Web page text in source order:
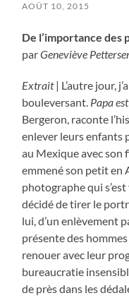
AOÛT 10, 2015
De l’importance des
parGeneviève
Extrait| L’autre jour,
bouleversant. Papa
Bergeron, raconte
enlever leurs enfants
au Mexique avec son
emmené son petit en
photographe qui
décidé de tirer le
lui, d’un enlèvement
présente des
renouer avec leur
bureaucratie
de près dans les